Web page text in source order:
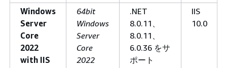
Windows
Server
Core
2022
with IIS
64bit
Windows
Server
Core
2022
.NET
8.0.11、
8.0.11、
6.0.36 をサ
ポート
IIS
10.0